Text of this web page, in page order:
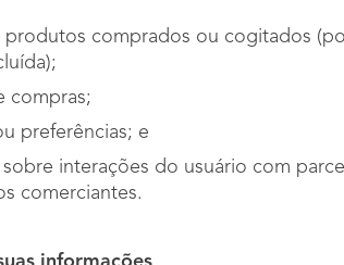
produtos comprados ou cogitados
compras;
preferências; e
sobre interações do usuário com
comerciantes.